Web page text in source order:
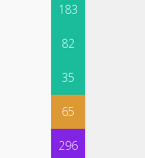
183
82
35
65
296